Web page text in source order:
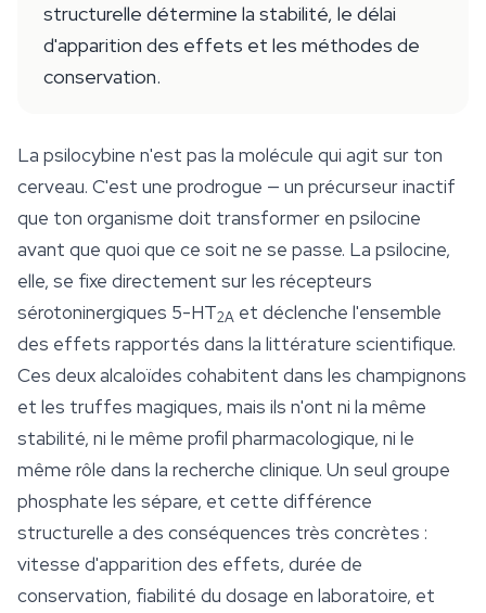
structurelle détermine la stabilité, le délai
d'apparition des effets et les méthodes de
conservation.
La psilocybine n'est pas la molécule qui agit sur ton
cerveau. C'est une prodrogue — un précurseur inactif
que ton organisme doit transformer en psilocine
avant que quoi que ce soit ne se passe. La psilocine,
elle, se fixe directement sur les récepteurs
sérotoninergiques 5-HT2A et déclenche l'ensemble
des effets rapportés dans la littérature scientifique.
Ces deux alcaloïdes cohabitent dans les champignons
et les truffes magiques, mais ils n'ont ni la même
stabilité, ni le même profil pharmacologique, ni le
même rôle dans la recherche clinique. Un seul groupe
phosphate les sépare, et cette différence
structurelle a des conséquences très concrètes :
vitesse d'apparition des effets, durée de
conservation, fiabilité du dosage en laboratoire, et